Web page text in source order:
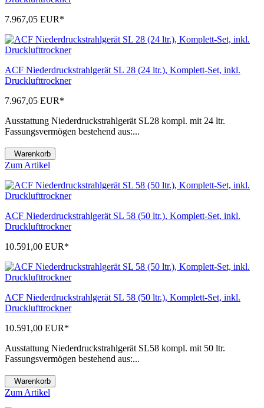
7.967,05 EUR*
ACF Niederdruckstrahlgerät SL 28 (24 ltr.), Komplett-Set, inkl.
Drucklufttrockner
7.967,05 EUR*
Ausstattung Niederdruckstrahlgerät SL28 kompl. mit 24 ltr.
Fassungsvermögen bestehend aus:...
Warenkorb
Zum Artikel
ACF Niederdruckstrahlgerät SL 58 (50 ltr.), Komplett-Set, inkl.
Drucklufttrockner
10.591,00 EUR*
ACF Niederdruckstrahlgerät SL 58 (50 ltr.), Komplett-Set, inkl.
Drucklufttrockner
10.591,00 EUR*
Ausstattung Niederdruckstrahlgerät SL58 kompl. mit 50 ltr.
Fassungsvermögen bestehend aus:...
Warenkorb
Zum Artikel